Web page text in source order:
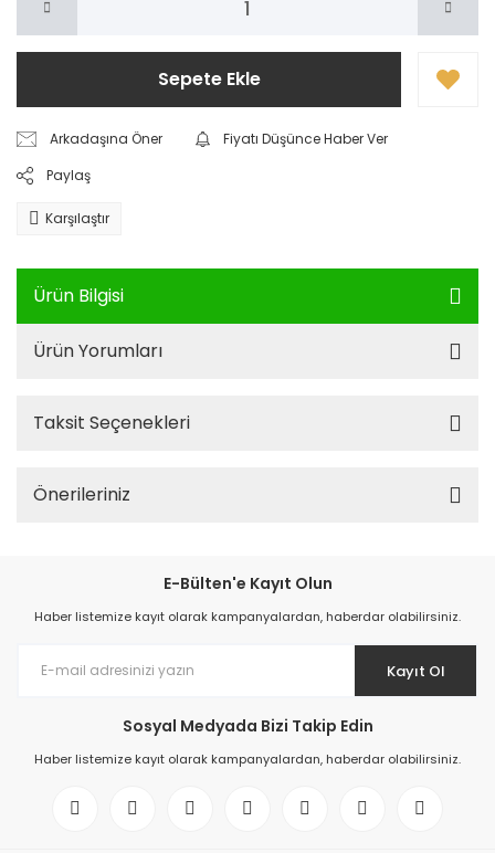
Sepete Ekle
Arkadaşına Öner
Fiyatı Düşünce Haber Ver
Paylaş
Karşılaştır
Ürün Bilgisi
Ürün Yorumları
Taksit Seçenekleri
Önerileriniz
E-Bülten'e Kayıt Olun
Haber listemize kayıt olarak kampanyalardan, haberdar olabilirsiniz.
Kayıt Ol
Sosyal Medyada Bizi Takip Edin
Haber listemize kayıt olarak kampanyalardan, haberdar olabilirsiniz.